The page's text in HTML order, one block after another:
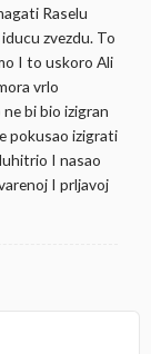
Raselu
zvezdu. To
I to uskoro Ali
vrlo
bi bio izigran
pokusao izigrati
I nasao
I prljavoj